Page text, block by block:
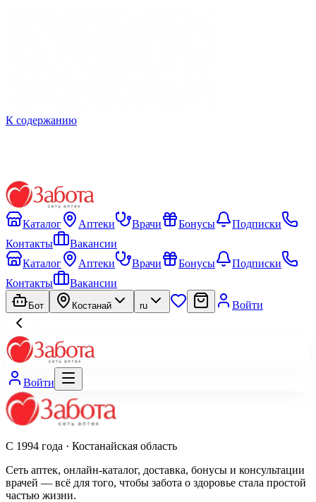
К содержанию
Каталог Аптеки Врачи Бонусы
Подписки
Контакты
Вакансии
Каталог
Аптеки Врачи Бонусы
Подписки
Контакты
Вакансии
Бот Костанай ru Войти
Войти
С 1994 года · Костанайская область
Сеть аптек, онлайн-каталог, доставка, бонусы и консультации
врачей — всё для того, чтобы забота о здоровье стала простой
частью жизни.